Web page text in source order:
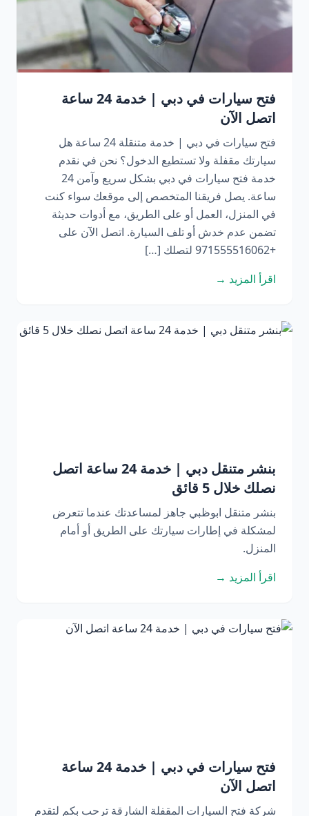
فتح سيارات في دبي | خدمة 24 ساعة
اتصل الآن
فتح سيارات في دبي | خدمة متنقلة 24 ساعة هل
سيارتك مقفلة ولا تستطيع الدخول؟ نحن في نقدم
خدمة فتح سيارات في دبي بشكل سريع وآمن 24
ساعة. يصل فريقنا المتخصص إلى موقعك سواء كنت
في المنزل، العمل أو على الطريق، مع أدوات حديثة
تضمن عدم خدش أو تلف السيارة. اتصل الآن على
+971555516062 لتصلك […]
اقرأ المزيد →
بنشر متنقل دبي | خدمة 24 ساعة اتصل
نصلك خلال 5 قائق
بنشر متنقل ابوظبي جاهز لمساعدتك عندما تتعرض
لمشكلة في إطارات سيارتك على الطريق أو أمام
المنزل.
اقرأ المزيد →
فتح سيارات في دبي | خدمة 24 ساعة
اتصل الآن
شركة فتح السيارات المقفلة الشارقة ترحب بكم لتقدم